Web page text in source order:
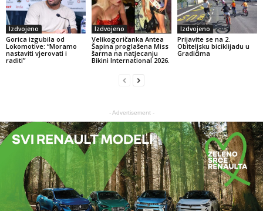
Izdvojeno
Gorica izgubila od
Lokomotive: “Moramo
nastaviti vjerovati i
raditi”
Izdvojeno
Velikogoričanka Antea
Šapina proglašena Miss
šarma na natjecanju
Bikini International 2026.
Izdvojeno
Prijavite se na 2.
Obiteljsku biciklijadu u
Gradićima
- Advertisement -